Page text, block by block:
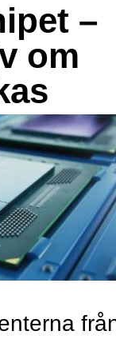
–
om